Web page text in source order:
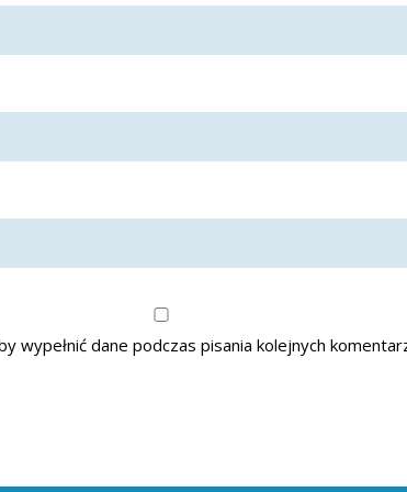
wypełnić dane podczas pisania kolejnych